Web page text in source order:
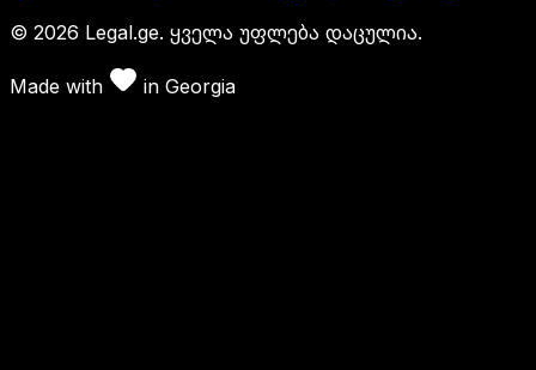
© 2026 Legal.ge. ყველა უფლება დაცულია.
Made with in Georgia